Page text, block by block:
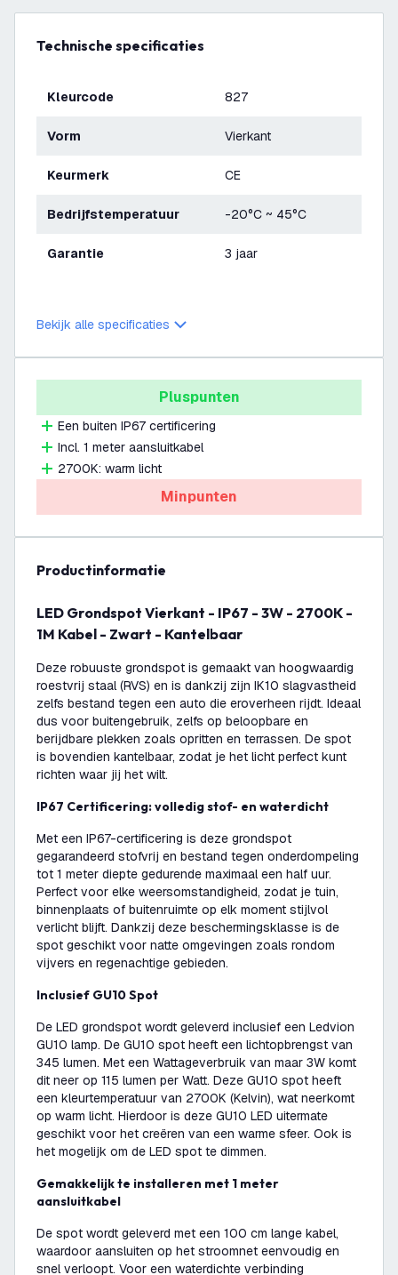
Technische specificaties
Kleurcode 827
Vorm Vierkant
Keurmerk CE
Bedrijfstemperatuur -20°C ~ 45°C
Garantie 3 jaar
Bekijk alle specificaties
Pluspunten
Een buiten IP67 certificering
Incl. 1 meter aansluitkabel
2700K: warm licht
Minpunten
productinformatie
LED Grondspot Vierkant - IP67 - 3W - 2700K -
1M Kabel - Zwart - Kantelbaar
Deze robuuste grondspot is gemaakt van hoogwaardig
roestvrij staal (RVS) en is dankzij zijn IK10 slagvastheid
zelfs bestand tegen een auto die eroverheen rijdt. Ideaal
dus voor buitengebruik, zelfs op beloopbare en
berijdbare plekken zoals opritten en terrassen. De spot
is bovendien kantelbaar, zodat je het licht perfect kunt
richten waar jij het wilt.
IP67 Certificering: volledig stof- en waterdicht
Met een IP67-certificering is deze grondspot
gegarandeerd stofvrij en bestand tegen onderdompeling
tot 1 meter diepte gedurende maximaal een half uur.
Perfect voor elke weersomstandigheid, zodat je tuin,
binnenplaats of buitenruimte op elk moment stijlvol
verlicht blijft. Dankzij deze beschermingsklasse is de
spot geschikt voor natte omgevingen zoals rondom
vijvers en regenachtige gebieden.
Inclusief GU10 Spot
De LED grondspot wordt geleverd inclusief een Ledvion
GU10 lamp. De GU10 spot heeft een lichtopbrengst van
345 lumen. Met een Wattageverbruik van maar 3W komt
dit neer op 115 lumen per Watt. Deze GU10 spot heeft
een kleurtemperatuur van 2700K (Kelvin), wat neerkomt
op warm licht. Hierdoor is deze GU10 LED uitermate
geschikt voor het creëren van een warme sfeer. Ook is
het mogelijk om de LED spot te dimmen.
Gemakkelijk te installeren met 1 meter
aansluitkabel
De spot wordt geleverd met een 100 cm lange kabel,
waardoor aansluiten op het stroomnet eenvoudig en
snel verloopt. Voor een waterdichte verbinding